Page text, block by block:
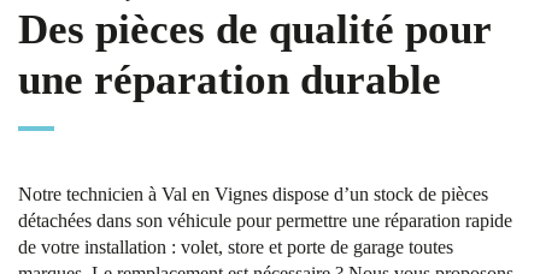
Des pièces de qualité pour
une réparation durable
Notre technicien à Val en Vignes dispose d’un stock de pièces
détachées dans son véhicule pour permettre une réparation rapide
de votre installation : volet, store et porte de garage toutes